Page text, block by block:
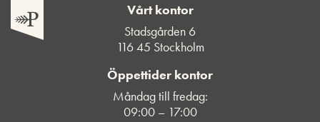
Vårt kontor
Stadsgården 6
116 45 Stockholm
Öppettider kontor
Måndag till fredag:
09:00 – 17:00